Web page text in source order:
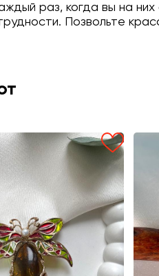
раз, когда вы на
Позвольте